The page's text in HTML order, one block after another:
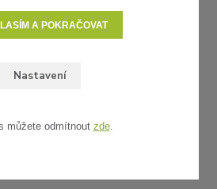
Nastavení
A POKRAČOVAT
můžete odmítnout zde.